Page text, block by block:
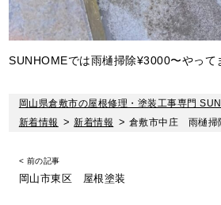
SUNHOMEでは雨樋掃除¥3000〜やって
岡山県倉敷市の屋根修理・塗装工事専門
新着情報 >新着情報 > 倉敷市中庄 雨樋掃
< 前の記事
岡山市東区 屋根塗装